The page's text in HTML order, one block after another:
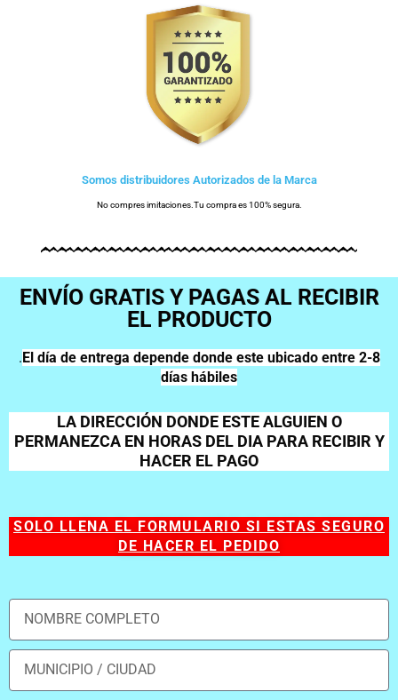
Somos distribuidores Autorizados de la Marca
No compres imitaciones.Tu compra es 100% segura.
ENVÍO GRATIS Y PAGAS AL RECIBIR
EL PRODUCTO
.El día de entrega depende donde este ubicado entre 2-8
días hábiles
LA DIRECCIÓN DONDE ESTE ALGUIEN O
PERMANEZCA EN HORAS DEL DIA PARA RECIBIR Y
HACER EL PAGO
SOLO LLENA EL FORMULARIO SI ESTAS SEGURO
DE HACER EL PEDIDO